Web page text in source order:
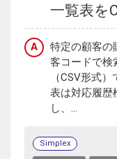
一覧表を
A
特定の顧客の
客コードで
（CSV形式
表は対応履歴
し、...
Simplex